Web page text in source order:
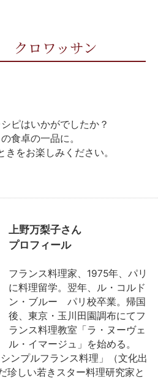
クロワッサン
ピはいかがでしたか？
食卓の一品に。
きをお楽しみください。
上野万梨子さん
プロフィール
フランス料理家、1975年、パリ
に料理留学。翌年、ル・コルド
ン・ブルー パリ校卒業。帰国
後、東京・玉川田園調布にてフ
ランス料理教室「ラ・ヌーヴェ
ル・イマージュ」を始める。
ンプルフランス料理」（文化出
珍しい若きスター料理研究家と